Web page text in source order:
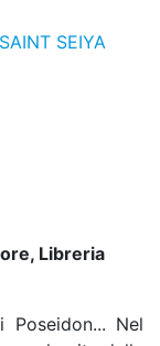
SEIYA
Libreria
Nel